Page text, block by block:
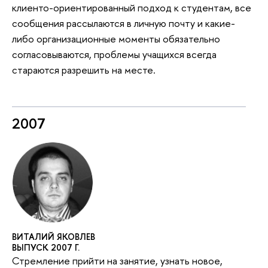
клиенто-ориентированный подход к студентам, все
сообщения рассылаются в личную почту и какие-
либо организационные моменты обязательно
согласовываются, проблемы учащихся всегда
стараются разрешить на месте.
2007
ВИТАЛИЙ ЯКОВЛЕВ
ВЫПУСК 2007 Г.
Стремление прийти на занятие, узнать новое,